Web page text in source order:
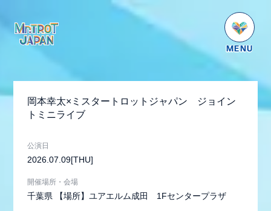
NEWS
SCHEDULE
VIDEO
GOODS
岡本幸太×ミスタートロットジャパン ジョイン
トミニライブ
公演日
2026.07.09[THU]
開催場所・会場
千葉県 【場所】ユアエルム成田 1Fセンタープラザ